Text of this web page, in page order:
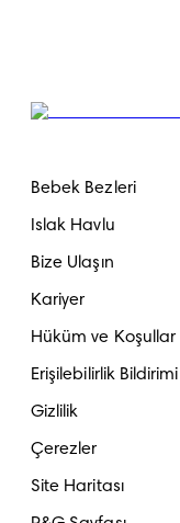
Bebek Bezleri
Islak Havlu
Bize Ulaşın
Kariyer
Hüküm ve Koşullar
Erişilebilirlik Bildirimi
Gizlilik
Çerezler
Site Haritası